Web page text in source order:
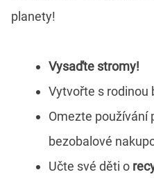
planety!
Vysaďte stromy!
Vytvořte s rodinou
Omezte používání
bezobalové
Učte své děti o